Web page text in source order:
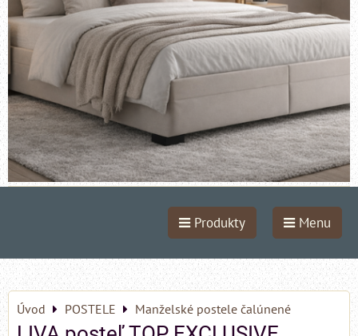
Produkty Menu
Úvod POSTELE Manželské postele čalúnené